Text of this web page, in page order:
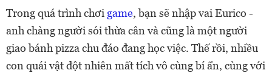
Trong quá trình chơi game, bạn sẽ nhập vai Eurico -
anh chàng người sói thừa cân và cũng là một người
giao bánh pizza chu đáo đang học việc. Thế rồi, nhiều
con quái vật đột nhiên mất tích vô cùng bí ẩn, cùng với